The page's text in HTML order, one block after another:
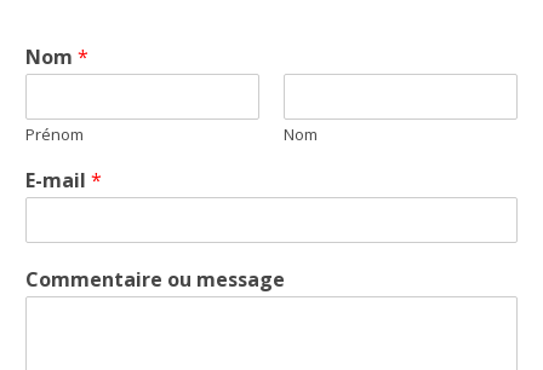
Nom *
Prénom Nom
E-mail *
Commentaire ou message